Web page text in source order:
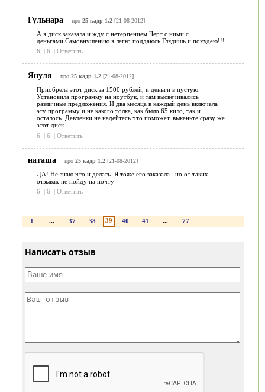
Гульнара про 25 кадр 1.2[21-08-2012]
А я диск заказала и жду с нетерпением.Черт с ними с
деньгами.Самовнушению я легко поддаюсь.Глядишь и похудею!!!
6
| 6 | Ответить
Януля про 25 кадр 1.2[21-08-2012]
Приобрела этот диск за 1500 рублей, и деньги в пустую.
Установила программу на ноутбук, и там высвечивались
различные предложения. И два месяца в каждый день включала
эту программу и не какого толка, как было 65 кило, так и
осталось. Девченки не надейтесь что поможет, выкеньте сразу же
этот диск.
6
| 6 | Ответить
наташа про 25 кадр 1.2[21-08-2012]
ДА! Не знаю что и делать. Я тоже его заказала . но от таких
отзывах не пойду на почту
6
| 6 | Ответить
1 ... 37 38 39 40 41 ... 77
Написать отзыв